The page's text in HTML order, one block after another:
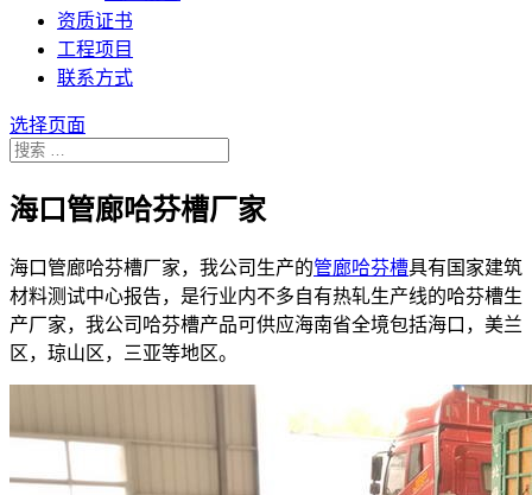
资质证书
工程项目
联系方式
选择页面
海口管廊哈芬槽厂家
海口管廊哈芬槽厂家，我公司生产的管廊哈芬槽具有国家建筑
材料测试中心报告，是行业内不多自有热轧生产线的哈芬槽生
产厂家，我公司哈芬槽产品可供应海南省全境包括海口，美兰
区，琼山区，三亚等地区。